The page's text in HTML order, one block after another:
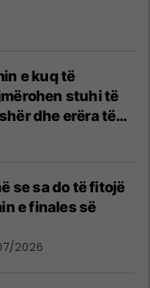
e kuq të
stuhi të
dhe erëra të
se sa do të fitojë
e finales së
2026